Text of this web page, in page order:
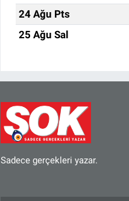
24 Ağu Pts
25 Ağu Sal
Sadece gerçekleri yazar.